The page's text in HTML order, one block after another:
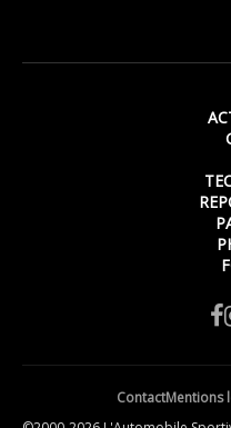
ContactMentions